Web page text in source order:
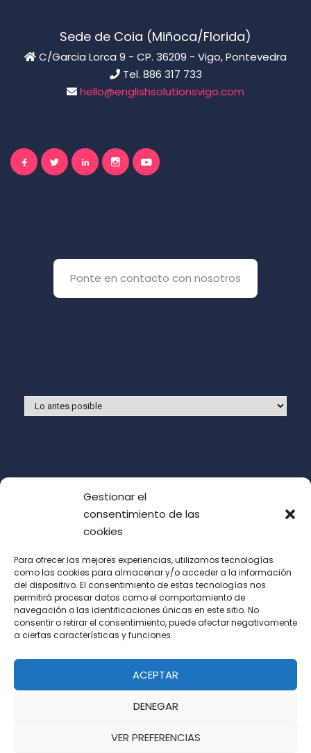
Gestionar el
consentimiento de las
cookies
Para ofrecer las mejores experiencias, utilizamos tecnologías
como las cookies para almacenar y/o acceder a la información
del dispositivo. El consentimiento de estas tecnologías nos
permitirá procesar datos como el comportamiento de
navegación o las identificaciones únicas en este sitio. No
consentir o retirar el consentimiento, puede afectar negativamente
a ciertas características y funciones.
ACEPTAR
DENEGAR
VER PREFERENCIAS
Sede de Coia (Miñoca/Florida)
C/Garcia Lorca 9 - CP. 36209 - Vigo, Pontevedra
Tel. 886 317 733
hello@englishsolutionsvigo.com
Ponte en contacto con nosotros
Acepto las condiciones de uso (LOPD)